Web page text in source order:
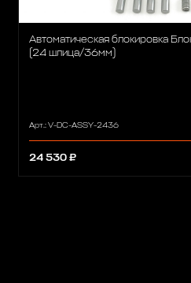
Автоматическая блокировка
(24 шлица/36мм)
Арт.: V-DC-ASSY-2436
24 530 ₽